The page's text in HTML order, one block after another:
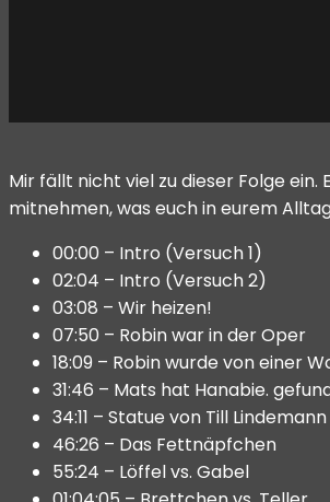
Mir fällt nicht viel zu dieser Folge
mitnehmen, was euch in eurem
00:00 – Intro (Versuch 1)
02:04 – Intro (Versuch 2)
03:08 – Wir heizen!
07:50 – Robin war in der Oper
18:09 – Robin wurde von einer
31:46 – Mats hat Hanabie.
34:11 – Statue von Till
46:26 – Das Fettnäpfchen
55:24 – Löffel vs. Gabel